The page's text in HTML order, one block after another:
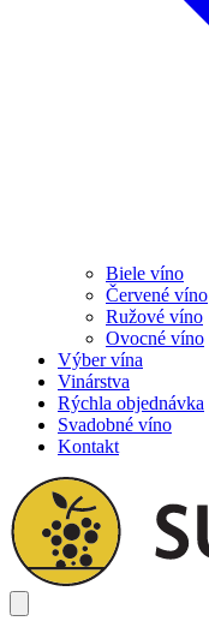
Biele víno
Červené víno
Ružové víno
Ovocné víno
Výber vína
Vinárstva
Rýchla objednávka
Svadobné víno
Kontakt